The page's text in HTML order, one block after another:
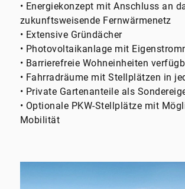
• Energiekonzept mit Anschluss an
zukunftsweisende Fernwärmenetz
• Extensive Gründächer
• Photovoltaikanlage mit
• Barrierefreie Wohneinheiten
• Fahrradräume mit Stellplätzen in
• Private Gartenanteile als
• Optionale PKW-Stellplätze mit
Mobilität